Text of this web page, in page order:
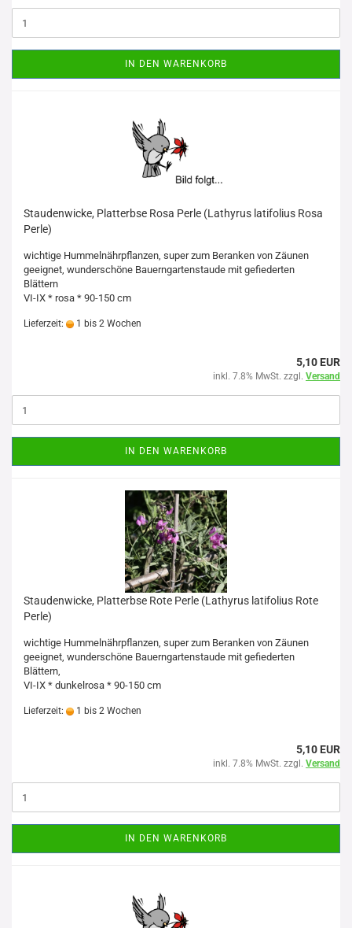
IN DEN WARENKORB
Staudenwicke, Platterbse Rosa Perle (Lathyrus latifolius Rosa
Perle)
wichtige Hummelnährpflanzen, super zum Beranken von Zäunen
geeignet, wunderschöne Bauerngartenstaude mit gefiederten
Blättern
VI-IX * rosa * 90-150 cm
Lieferzeit: 1 bis 2 Wochen
5,10 EUR
inkl. 7.8% MwSt. zzgl. Versand
IN DEN WARENKORB
Staudenwicke, Platterbse Rote Perle (Lathyrus latifolius Rote
Perle)
wichtige Hummelnährpflanzen, super zum Beranken von Zäunen
geeignet, wunderschöne Bauerngartenstaude mit gefiederten
Blättern,
VI-IX * dunkelrosa * 90-150 cm
Lieferzeit: 1 bis 2 Wochen
5,10 EUR
inkl. 7.8% MwSt. zzgl. Versand
IN DEN WARENKORB